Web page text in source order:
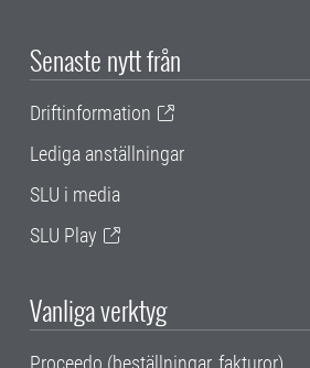
Senaste nytt från
Driftinformation
Lediga anställningar
SLU i media
SLU Play
Vanliga verktyg
Proceedo (beställningar, fakturor)